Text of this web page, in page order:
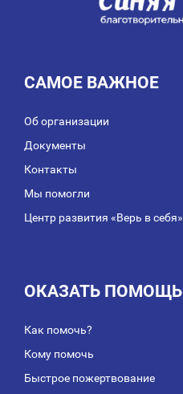
САМОЕ ВАЖНОЕ
Об организации
Документы
Контакты
Мы помогли
Центр развития «Верь в себя»
ОКАЗАТЬ ПОМОЩЬ
Как помочь?
Кому помочь
Быстрое пожертвование